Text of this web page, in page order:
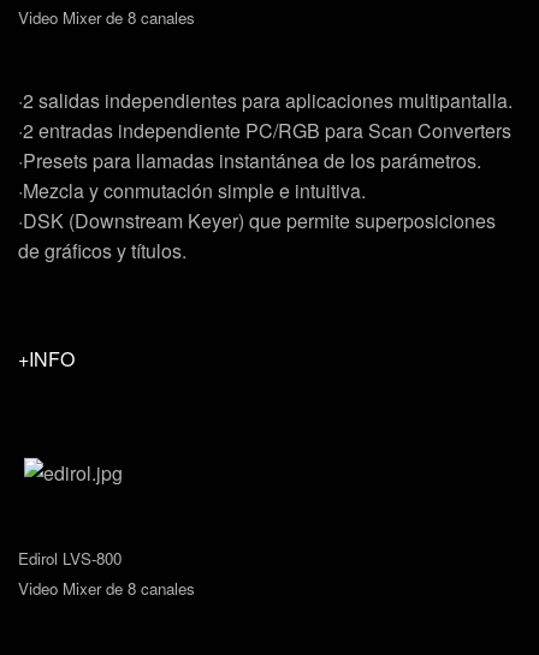
Video Mixer de 8 canales
·2 salidas independientes para aplicaciones multipantalla.
·2 entradas independiente PC/RGB para Scan Converters
·Presets para llamadas instantánea de los parámetros.
·Mezcla y conmutación simple e intuitiva.
·DSK (Downstream Keyer) que permite superposiciones
de gráficos y títulos.
+INFO
Edirol LVS-800
Video Mixer de 8 canales